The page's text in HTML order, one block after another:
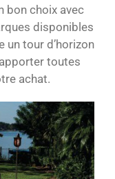
bon choix avec
disponibles
un tour d’horizon
toutes
achat.